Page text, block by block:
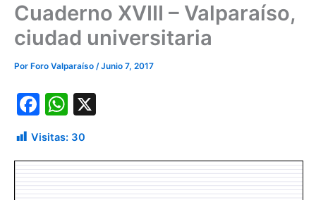
Cuaderno XVIII – Valparaíso,
ciudad universitaria
Por Foro Valparaíso /Junio 7, 2017
F
a
c
e
b
W
h
at
s
A
Visitas: 30